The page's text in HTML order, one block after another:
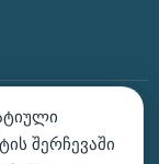
შერჩევაში